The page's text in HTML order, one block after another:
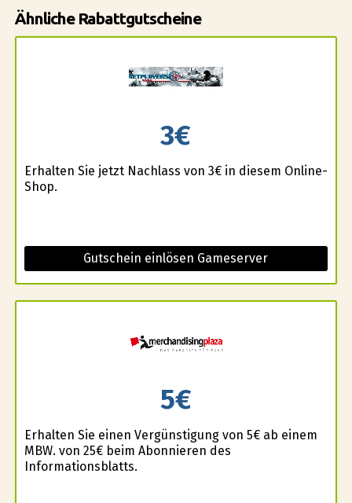
Ähnliche Rabattgutscheine
3€
Erhalten Sie jetzt Nachlass von 3€ in diesem Online-
Shop.
Gutschein einlösen Gameserver
5€
Erhalten Sie einen Vergünstigung von 5€ ab einem
MBW. von 25€ beim Abonnieren des
Informationsblatts.